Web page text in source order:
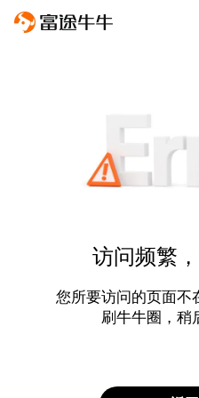
访问频繁
您所要访问的页面不
刷牛牛圈，稍